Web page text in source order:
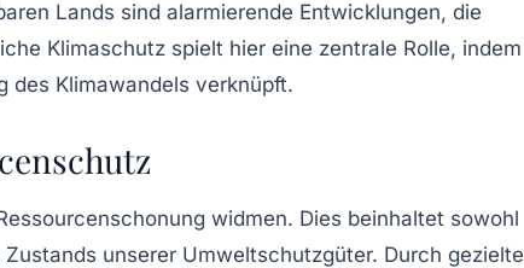
Lands sind alarmierende Entwicklungen, die
Klimaschutz spielt hier eine zentrale Rolle, indem
des Klimawandels verknüpft.
widmen. Dies beinhaltet sowohl
unserer Umweltschutzgüter. Durch gezielte